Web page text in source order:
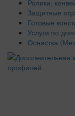
Ролики,
Защитные
Готовые
Услуги по
Оснастка